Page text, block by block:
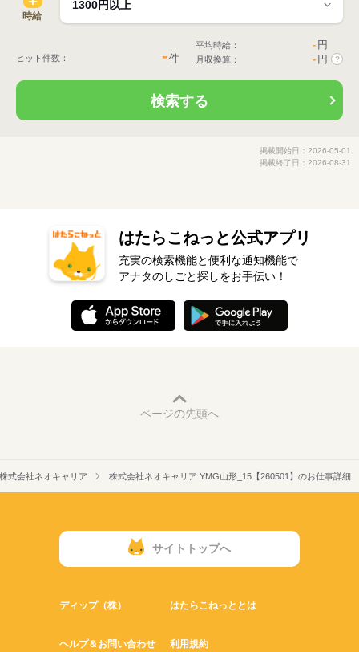
時給
ヒット件数： -件
平均時給： - 円
月収換算： - 円 ?
検索する
掲載開始日：2026-05-01
掲載終了日：2026-08-31
はたらこねっと公式アプリ
充実の検索機能と便利な通知機能で
アナタのしごと探しをお手伝い！
ページの先頭へ
株式会社ネオキャリア 株式会社ネオキャリア YMG山形_15【260501】のお仕事詳細
サイトトップへ
ディップ（株） はたらこねっととは
ヘルプ＆お問い合わせ 利用規約